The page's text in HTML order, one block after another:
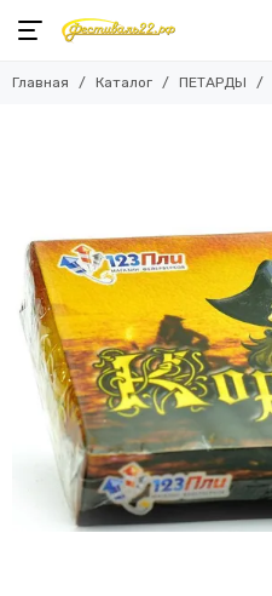
Главная Каталог ПЕТАРДЫ